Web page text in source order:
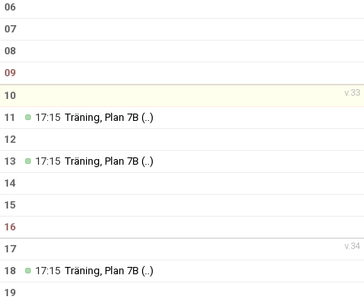
06
07
08
09
v.33
10
11
17:15Träning, Plan 7B (..)
12
13
17:15Träning, Plan 7B (..)
14
15
16
v.34
17
18
17:15Träning, Plan 7B (..)
19